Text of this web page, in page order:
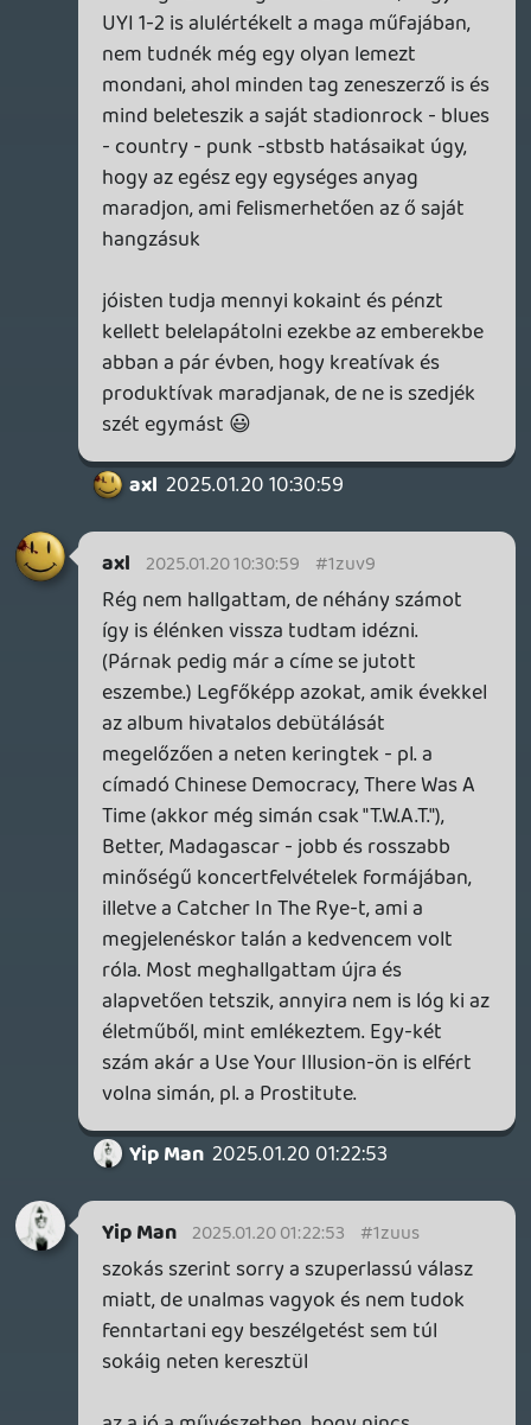
a többi, pár évtizedes, vagy párszáz éves
hangszerrel ellentétben az emberi hangot
már 150 ezer éve hallgatjuk nagy
odafigyeléssel, szóval nyilván zsigeribb
reakciót vált ki a zene többi elemétől
és a mesélt történetekkel is könnyebb
azonosulni, mint az atmoszférában terjedő
longitudinális hullámokkal, amik specifikus
interferenciamintázatokat adnak ki
és itt jöt el az a pont, hogy unom saját
kérdezek érdekesebbet:
a Chinese Democracy lassan 17 éves lemez
lesz, ami azt jelenti, majdnem kétszer annyi
ideje jött ki, mint ameddig készült
ennyi idő után mi a vélemény róla?
anno kevesen szerették, de én akkor is és
azóta is kifejezetten jól összerakott
vonatkoztatni az ember az eredeti felállás
hiányától
axl 2025.01.18 09:45:55
2025.01.18 09:45:55 #1zuqk
Attól, hogy inkább arra figyelek először,
még nem tulajdonítok mindig kiemelt
jelentőséget a szövegnek. Például a
Nirvana-t is nagyon szeretem és ott ez
jellemzően eléggé “absztrakt” vagy
legalábbis töredékes. Némelyiknek talán
van szimbolikus értelme, de
meggyőződésem, hogy többnyire csupán
jól hangzó halandzsa, ami passzol a
zenéhez, kiegészíti azt és hangszín- /
tempóváltásokkal átad egy érzést, egy
hangulatot. (Nem szükségszerűen
ugyanazt mindenkinek.) Ez így nagyon
tudományos(kodó)nak hangozhat, de
bennem ezt a benyomást kelti.
Végső soron számomra egyformán fontos
mindkettő, mert hiába tetszik a szöveg, ha
nem jön be a zene vagy fordítva. (Bár
olyan elő szokott fordulni néha, hogy az
egyik szép lassan elfogadtatja /
tetszik.) Nem művészi, technikai vagy
valami elvont síkon értelmezve, hanem
pusztán esztétikai szempontból, nem
hozzáértőként. Hogy nekem, mint
laikusnak, mit esik jól hallgatni. Más
konkrét elvárásom tulajdonképpen nincs
is a zenével szemben. Ha esetleg valamit
ad ezen túl, az már csak plusz.
Yip Man
2025.01.17 17:36:14